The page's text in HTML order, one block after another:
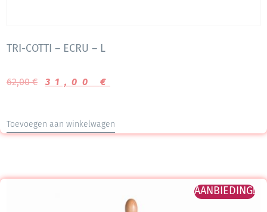
TRI-COTTI – ECRU – L
62,00€ 31,00 €
Toevoegen aan winkelwagen
AANBIEDING!